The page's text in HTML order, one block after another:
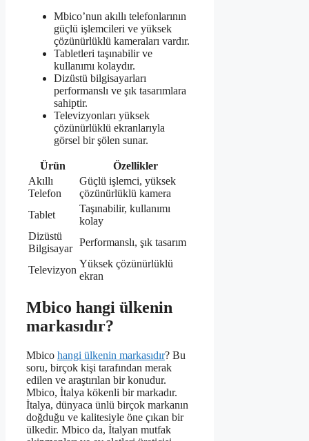
Mbico’nun akıllı telefonlarının
güçlü işlemcileri ve yüksek
çözünürlüklü kameraları vardır.
Tabletleri taşınabilir ve
kullanımı kolaydır.
Dizüstü bilgisayarları
performanslı ve şık tasarımlara
sahiptir.
Televizyonları yüksek
çözünürlüklü ekranlarıyla
görsel bir şölen sunar.
Ürün
Özellikler
Akıllı
Telefon
Güçlü işlemci, yüksek
çözünürlüklü kamera
Tablet
Taşınabilir, kullanımı
kolay
Dizüstü
Bilgisayar
Performanslı, şık tasarım
Televizyon
Yüksek çözünürlüklü
ekran
Mbico hangi ülkenin
markasıdır?
Mbico hangi ülkenin markasıdır? Bu
soru, birçok kişi tarafından merak
edilen ve araştırılan bir konudur.
Mbico, İtalya kökenli bir markadır.
İtalya, dünyaca ünlü birçok markanın
doğduğu ve kalitesiyle öne çıkan bir
ülkedir. Mbico da, İtalyan mutfak